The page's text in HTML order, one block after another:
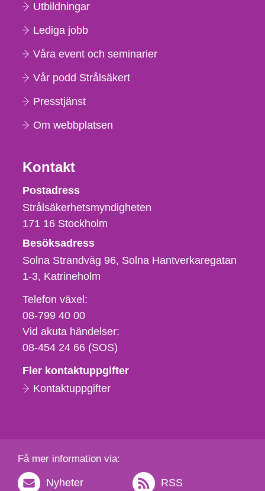
Utbildningar
Lediga jobb
Våra event och seminarier
Vår podd Strålsäkert
Presstjänst
Om webbplatsen
Kontakt
Strålsäkerhetsmyndigheten
Postadress
Strålsäkerhetsmyndigheten
171 16 Stockholm
Besöksadress
Solna Strandväg 96, Solna Hantverkaregatan
1-3 Katrineholm
Telefon,
fax
och
e-
Telefon växel:
08-799 40 00
Vid akuta händelser:
08-454 24 66 (SOS)
Fler kontaktuppgifter
Kontaktuppgifter
Få mer information via:
Nyheter RSS